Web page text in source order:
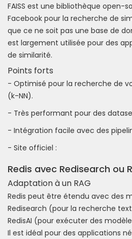
FAISS est une bibliothèque open-
Facebook pour la recherche de
que ce ne soit pas une base de
est largement utilisée pour des
de similarité.
Points forts
- Optimisé pour la recherche de
(k-NN).
- Très performant pour des
- Intégration facile avec des
- Site officiel :
Redis avec Redisearch ou
Adaptation à un RAG
Redis peut être étendu avec des
Redisearch (pour la recherche
RedisAI (pour exécuter des
Il est idéal pour des applications